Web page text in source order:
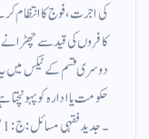
کی اجرت ، فوج کا انتظام
کافروں کی قید سے چھڑانے
دوسری قسم کے ٹیکس میں
حکومت یا ادارہ کو
۔ جدید فقہی مسائل : ج : 1 ص: (421 )